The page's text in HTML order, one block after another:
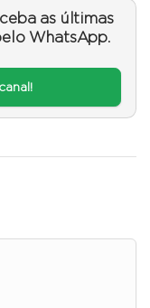
as últimas
WhatsApp.